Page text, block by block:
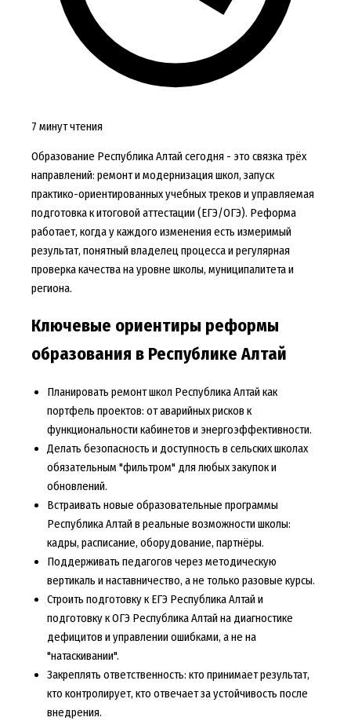
7 минут чтения
Образование Республика Алтай сегодня - это связка трёх
направлений: ремонт и модернизация школ, запуск
практико-ориентированных учебных треков и управляемая
подготовка к итоговой аттестации (ЕГЭ/ОГЭ). Реформа
работает, когда у каждого изменения есть измеримый
результат, понятный владелец процесса и регулярная
проверка качества на уровне школы, муниципалитета и
региона.
Ключевые ориентиры реформы
образования в Республике Алтай
Планировать ремонт школ Республика Алтай как
портфель проектов: от аварийных рисков к
функциональности кабинетов и энергоэффективности.
Делать безопасность и доступность в сельских школах
обязательным "фильтром" для любых закупок и
обновлений.
Встраивать новые образовательные программы
Республика Алтай в реальные возможности школы:
кадры, расписание, оборудование, партнёры.
Поддерживать педагогов через методическую
вертикаль и наставничество, а не только разовые курсы.
Строить подготовку к ЕГЭ Республика Алтай и
подготовку к ОГЭ Республика Алтай на диагностике
дефицитов и управлении ошибками, а не на
"натаскивании".
Закреплять ответственность: кто принимает результат,
кто контролирует, кто отвечает за устойчивость после
внедрения.